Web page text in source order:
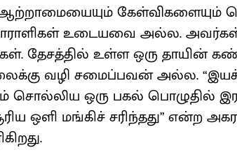
கேள்வி​களையும்
உடையவை அல்ல.
தேசத்தில் உள்ள ஒரு தாயின்
வழி சமைப்பவன் அல்ல.
சொல்லிய ஒரு பகல் பொழுதில்
ஒளி மங்கிச் சரிந்தது” என்ற